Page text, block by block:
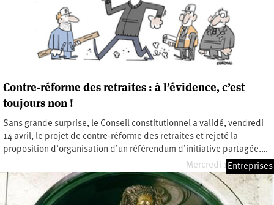
Contre-réforme des retraites : à l’évidence, c’est
toujours non !
Sans grande surprise, le Conseil constitutionnel a validé, vendredi
14 avril, le projet de contre-réforme des retraites et rejeté la
proposition d’organisation d’un référendum d’initiative partagée.…
Mercredi 19 avril 2023
Entreprises